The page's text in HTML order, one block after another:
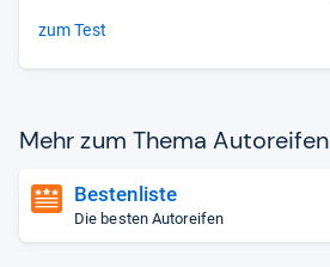
zum Test
Mehr zum Thema Auto­rei­fen
Bestenliste
Die besten Autoreifen